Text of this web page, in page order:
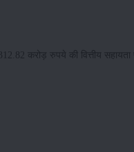
करोड़ रुपये की वित्तीय सहायता